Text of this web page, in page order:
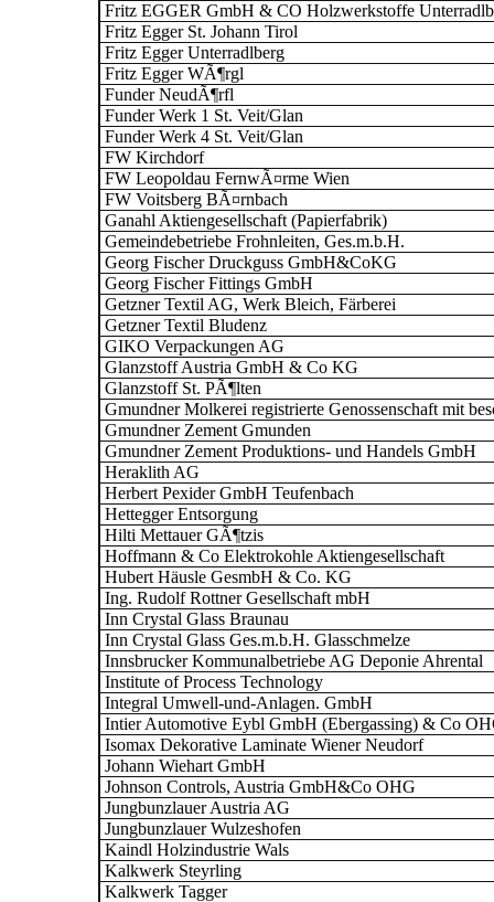
Fritz EGGER GmbH & CO Holzwerkstoffe
Fritz Egger St. Johann Tirol
Fritz Egger Unterradlberg
Fritz Egger WÃ¶rgl
Funder NeudÃ¶rfl
Funder Werk 1 St. Veit/Glan
Funder Werk 4 St. Veit/Glan
FW Kirchdorf
FW Leopoldau FernwÃ¤rme Wien
FW Voitsberg BÃ¤rnbach
Ganahl Aktiengesellschaft (Papierfabrik)
Gemeindebetriebe Frohnleiten, Ges.m.b.H.
Georg Fischer Druckguss GmbH&CoKG
Georg Fischer Fittings GmbH
Getzner Textil AG, Werk Bleich, Färberei
Getzner Textil Bludenz
GIKO Verpackungen AG
Glanzstoff Austria GmbH & Co KG
Glanzstoff St. PÃ¶lten
Gmundner Molkerei registrierte Genossenschaft mit
Gmundner Zement Gmunden
Gmundner Zement Produktions- und Handels GmbH
Heraklith AG
Herbert Pexider GmbH Teufenbach
Hettegger Entsorgung
Hilti Mettauer GÃ¶tzis
Hoffmann & Co Elektrokohle Aktiengesellschaft
Hubert Häusle GesmbH & Co. KG
Ing. Rudolf Rottner Gesellschaft mbH
Inn Crystal Glass Braunau
Inn Crystal Glass Ges.m.b.H. Glasschmelze
Innsbrucker Kommunalbetriebe AG Deponie Ahrental
Institute of Process Technology
Integral Umwell-und-Anlagen. GmbH
Intier Automotive Eybl GmbH (Ebergassing) & Co
Isomax Dekorative Laminate Wiener Neudorf
Johann Wiehart GmbH
Johnson Controls, Austria GmbH&Co OHG
Jungbunzlauer Austria AG
Jungbunzlauer Wulzeshofen
Kaindl Holzindustrie Wals
Kalkwerk Steyrling
Kalkwerk Tagger